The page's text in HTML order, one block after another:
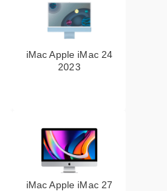
iMac Apple iMac 24
2023
iMac Apple iMac 27